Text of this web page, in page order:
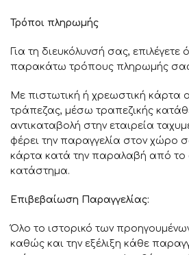
Τρόποι πληρωμής
Για τη διευκόλυνσή σας,
παρακάτω τρόπους πληρωμής σας
Με πιστωτική ή χρεωστική κάρτα
τράπεζας, μέσω τραπεζικής
αντικαταβολή στην εταιρεία
φέρει την παραγγελία στον χώρο
κάρτα κατά την παραλαβή από το
κατάστημα.
Επιβεβαίωση Παραγγελίας:
Όλο το ιστορικό των
καθώς και την εξέλιξη κάθε